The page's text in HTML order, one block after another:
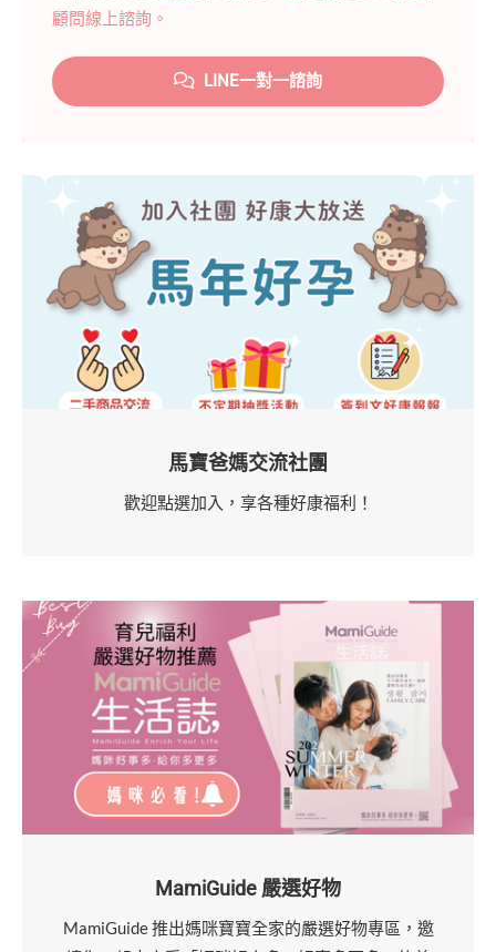
顧問線上諮詢。
LINE一對一諮詢
馬寶爸媽交流社團
歡迎點選加入，享各種好康福利！
MamiGuide 嚴選好物
MamiGuide 推出媽咪寶寶全家的嚴選好物專區，邀